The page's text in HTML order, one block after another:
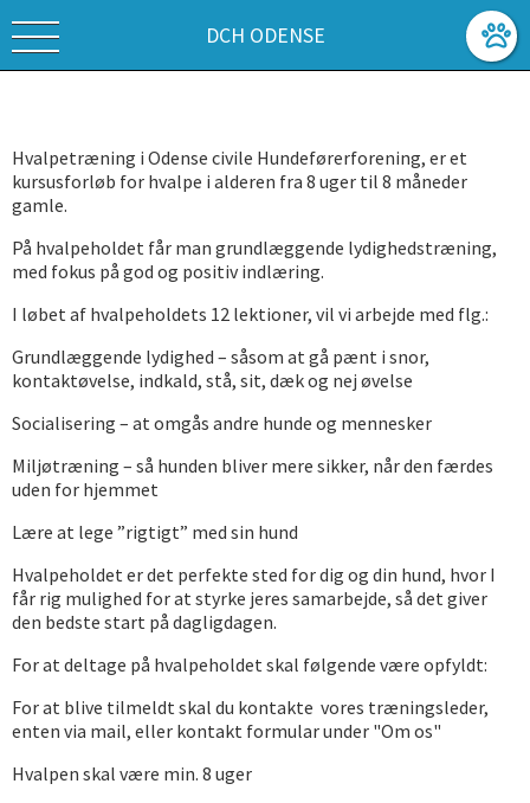
DCH ODENSE
Hvalpetræning i Odense civile Hundeførerforening, er et
kursusforløb for hvalpe i alderen fra 8 uger til 8 måneder
gamle.
På hvalpeholdet får man grundlæggende lydighedstræning,
med fokus på god og positiv indlæring.
I løbet af hvalpeholdets 12 lektioner, vil vi arbejde med flg.:
Grundlæggende lydighed – såsom at gå pænt i snor,
kontaktøvelse, indkald, stå, sit, dæk og nej øvelse
Socialisering – at omgås andre hunde og mennesker
Miljøtræning – så hunden bliver mere sikker, når den færdes
uden for hjemmet
Lære at lege ”rigtigt” med sin hund
Hvalpeholdet er det perfekte sted for dig og din hund, hvor I
får rig mulighed for at styrke jeres samarbejde, så det giver
den bedste start på dagligdagen.
For at deltage på hvalpeholdet skal følgende være opfyldt:
For at blive tilmeldt skal du kontakte vores træningsleder,
enten via mail, eller kontakt formular under "Om os"
Hvalpen skal være min. 8 uger